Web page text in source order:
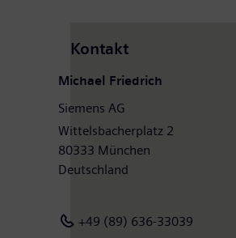
Kontakt
Michael Friedrich
Siemens AG
Wittelsbacherplatz 2
80333 München
Deutschland
+49 (89) 636-33039